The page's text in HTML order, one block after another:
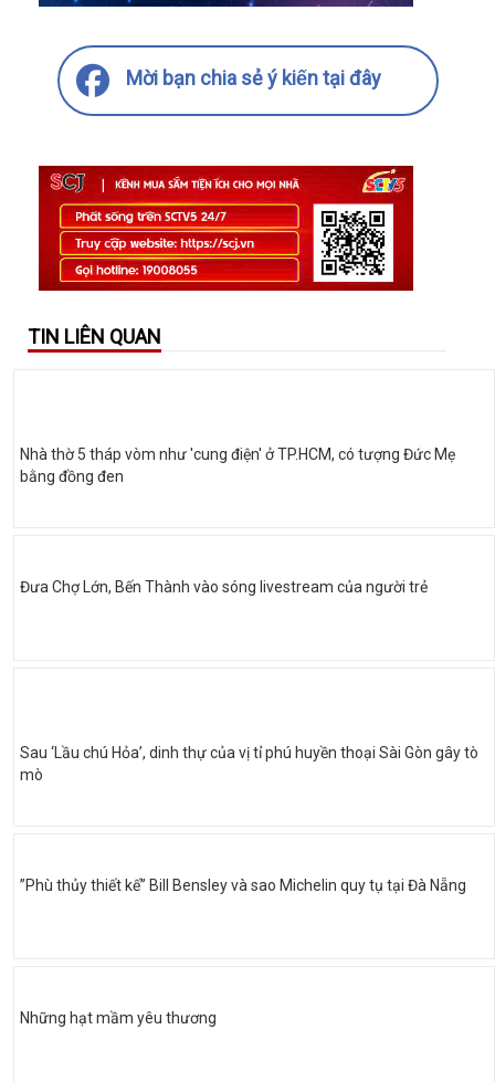
Mời bạn chia sẻ ý kiến tại đây
TIN LIÊN QUAN
Nhà thờ 5 tháp vòm như 'cung điện' ở TP.HCM, có tượng Đức Mẹ
bằng đồng đen
Đưa Chợ Lớn, Bến Thành vào sóng livestream của người trẻ
Sau ‘Lầu chú Hỏa’, dinh thự của vị tỉ phú huyền thoại Sài Gòn gây tò
mò
”Phù thủy thiết kế” Bill Bensley và sao Michelin quy tụ tại Đà Nẵng
Những hạt mầm yêu thương